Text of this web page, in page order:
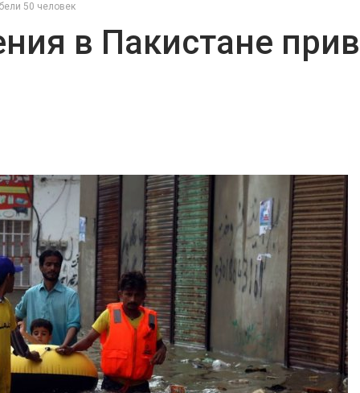
50 человек
в Пакистане
Изменение климата
меняет ареалы бабочек
по всему миру
Авг 6, 2026
В Австралии снизят
стоимость установки
солнечных панелей для
бизнеса
Москвариум отметит 11-
летие трёхдневным
фестивалем
Шэньси из-
тыс. человек
Авг 6, 2026
МЕГА и
установили
вторсырья
Авг 6, 2026
Учёные
получать
из воздуха